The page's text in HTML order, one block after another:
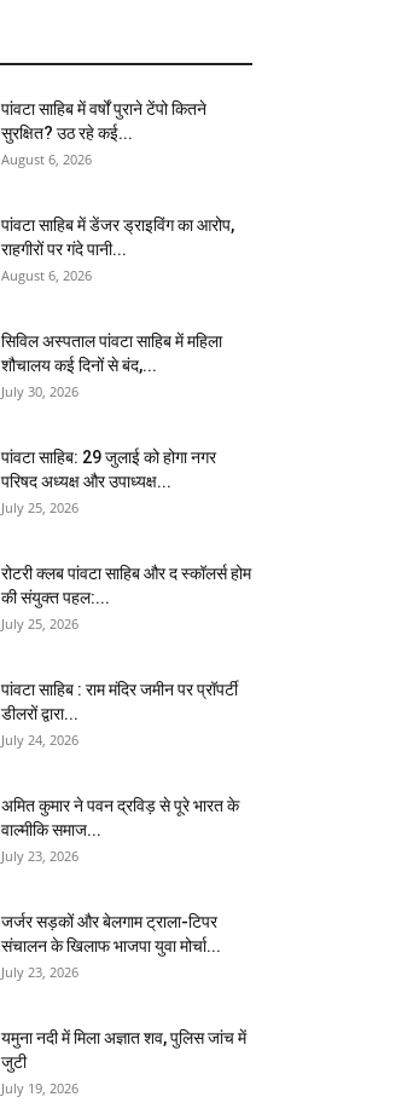
पांवटा साहिब में वर्षों पुराने टेंपो कितने
सुरक्षित? उठ रहे कई...
August 6, 2026
पांवटा साहिब में डेंजर ड्राइविंग का आरोप,
राहगीरों पर गंदे पानी...
August 6, 2026
सिविल अस्पताल पांवटा साहिब में महिला
शौचालय कई दिनों से बंद,...
July 30, 2026
पांवटा साहिब: 29 जुलाई को होगा नगर
परिषद अध्यक्ष और उपाध्यक्ष...
July 25, 2026
​रोटरी क्लब पांवटा साहिब और द स्कॉलर्स होम
की संयुक्त पहल:...
July 25, 2026
पांवटा साहिब : राम मंदिर जमीन पर प्रॉपर्टी
डीलरों द्वारा...
July 24, 2026
अमित कुमार ने पवन द्रविड़ से पूरे भारत के
वाल्मीकि समाज...
July 23, 2026
जर्जर सड़कों और बेलगाम ट्राला-टिपर
संचालन के खिलाफ भाजपा युवा मोर्चा...
July 23, 2026
यमुना नदी में मिला अज्ञात शव, पुलिस जांच में
जुटी
July 19, 2026